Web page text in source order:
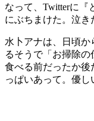
なって、Twitterに『
にぶちまけた。泣き
水卜アナは、日頃
るそうで「お掃除の
食べる前だったか後
っぱいあって。優し